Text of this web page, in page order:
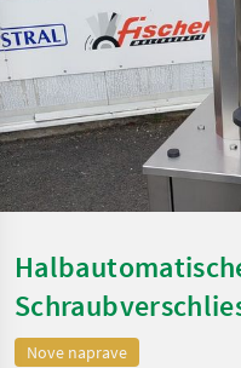
Nove naprave